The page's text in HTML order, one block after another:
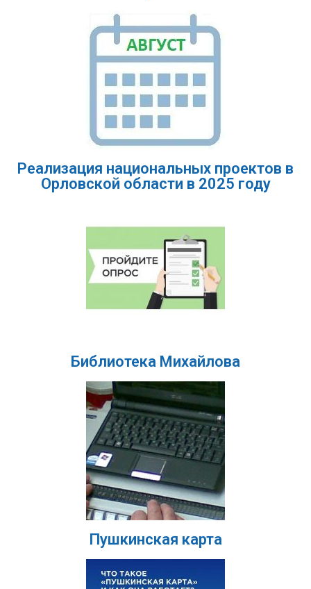
Реализация национальных проектов в
Орловской области в 2025 году
Библиотека Михайлова
Пушкинская карта